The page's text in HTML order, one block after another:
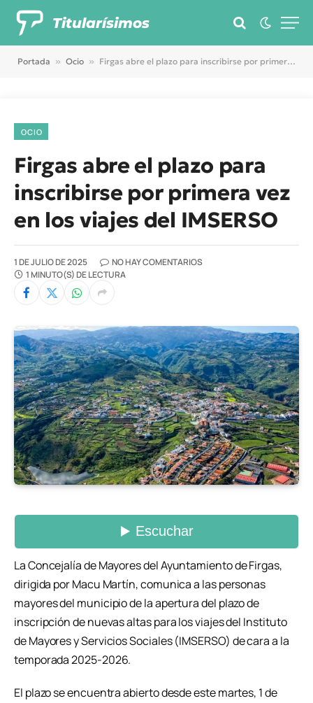
Titularísimos
Portada » Ocio » Firgas abre el plazo para inscribirse por primera vez en los viajes del IMSERSO
OCIO
Firgas abre el plazo para
inscribirse por primera vez
en los viajes del IMSERSO
1 DE JULIO DE 2025
NO HAY COMENTARIOS
1 MINUTO(S) DE LECTURA
La Concejalía de Mayores del Ayuntamiento de Firgas,
dirigida por Macu Martín, comunica a las personas
mayores del municipio de la apertura del plazo de
inscripción de nuevas altas para los viajes del Instituto
de Mayores y Servicios Sociales (IMSERSO) de cara a la
temporada 2025-2026.
El plazo se encuentra abierto desde este martes, 1 de